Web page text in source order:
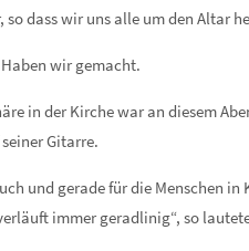
so dass wir uns alle um den Altar
wir gemacht.
in der Kirche war an diesem
Gitarre.
und gerade für die Menschen
immer geradlinig“, so